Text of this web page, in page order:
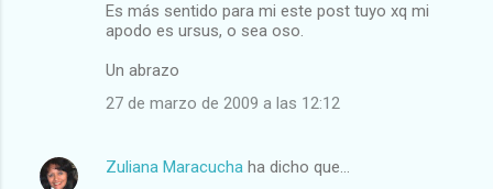
Es más sentido para mi este post tuyo xq mi
apodo es ursus, o sea oso.
Un abrazo
27 de marzo de 2009 a las 12:12
Zuliana Maracucha ha dicho que…